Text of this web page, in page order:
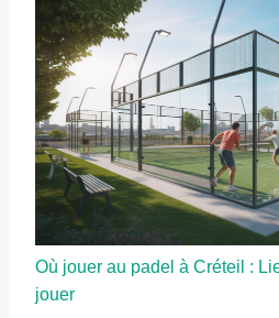
Où jouer au padel à Créteil :
jouer